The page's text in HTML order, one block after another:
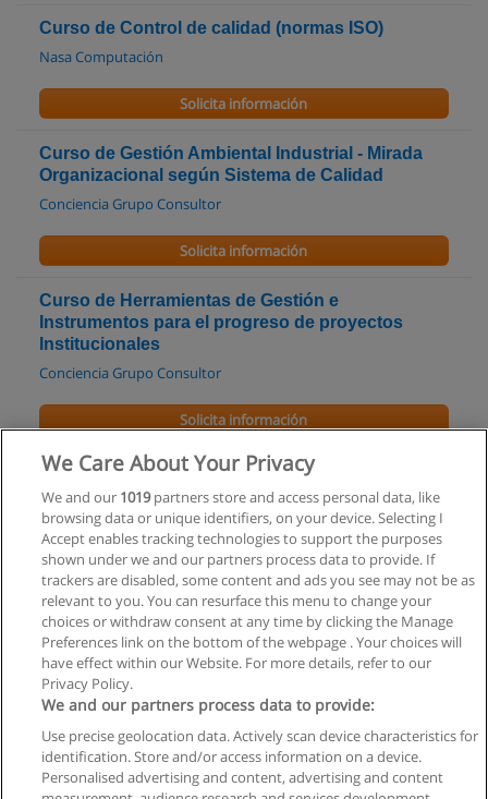
Curso de Control de calidad (normas ISO)
Nasa Computación
Solicita información
Curso de Gestión Ambiental Industrial - Mirada
Organizacional según Sistema de Calidad
Conciencia Grupo Consultor
Solicita información
Curso de Herramientas de Gestión e
Instrumentos para el progreso de proyectos
Institucionales
Conciencia Grupo Consultor
Solicita información
Maestría y Especialización en Ingeniería en
Calidad
UTN - Facultad Regional de Buenos Aires
Solicita información
Privacidad de datos
Contactar con Educaedu
We Care About Your Privacy
We and our 1019partners store and access personal data, like
browsing data or unique identifiers, on your device. Selecting I
Accept enables tracking technologies to support the purposes
shown under we and our partners process data to provide. If
trackers are disabled, some content and ads you see may not be as
relevant to you. You can resurface this menu to change your
choices or withdraw consent at any time by clicking the Manage
Preferences link on the bottom of the webpage . Your choices will
have effect within our Website. For more details, refer to our
Privacy Policy.
We and our partners process data to provide:
Use precise geolocation data. Actively scan device characteristics for
identification. Store and/or access information on a device.
Personalised advertising and content, advertising and content